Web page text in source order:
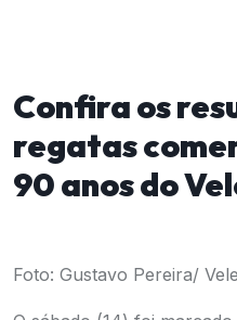
Confira os
regatas
90 anos do
Foto: Gustavo Pereira/